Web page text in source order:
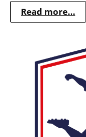
Read more...